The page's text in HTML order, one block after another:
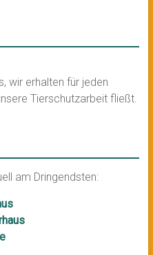
wir erhalten für jeden
Tierschutzarbeit fließt.
am Dringendsten: